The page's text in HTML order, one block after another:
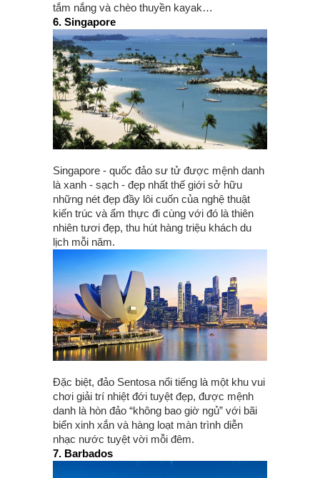
tắm nắng và chèo thuyền kayak…
6. Singapore
Singapore - quốc đảo sư tử được mệnh danh
là xanh - sạch - đẹp nhất thế giới sở hữu
những nét đẹp đầy lôi cuốn của nghệ thuật
kiến trúc và ẩm thực đi cùng với đó là thiên
nhiên tươi đẹp, thu hút hàng triệu khách du
lịch mỗi năm.
Đặc biệt, đảo Sentosa nổi tiếng là một khu vui
chơi giải trí nhiệt đới tuyệt đẹp, được mệnh
danh là hòn đảo “không bao giờ ngủ” với bãi
biển xinh xắn và hàng loạt màn trình diễn
nhạc nước tuyệt vời mỗi đêm.
7. Barbados